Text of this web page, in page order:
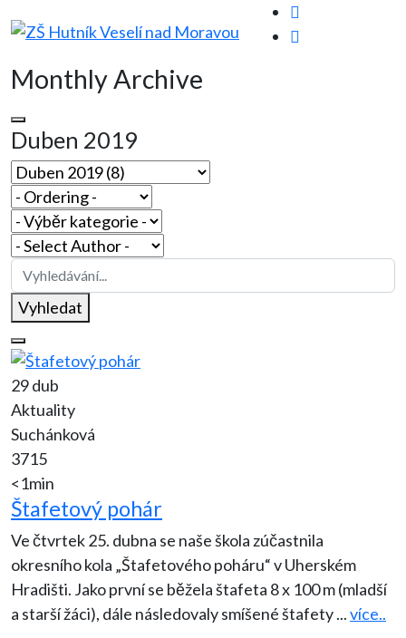
Monthly Archive
Duben 2019
Vyhledat
29 dub
Aktuality
Suchánková
3715
<1min
Štafetový pohár
Ve čtvrtek 25. dubna se naše škola zúčastnila
okresního kola „Štafetového poháru“ v Uherském
Hradišti. Jako první se běžela štafeta 8 x 100 m (mladší
a starší žáci), dále následovaly smíšené štafety...více..